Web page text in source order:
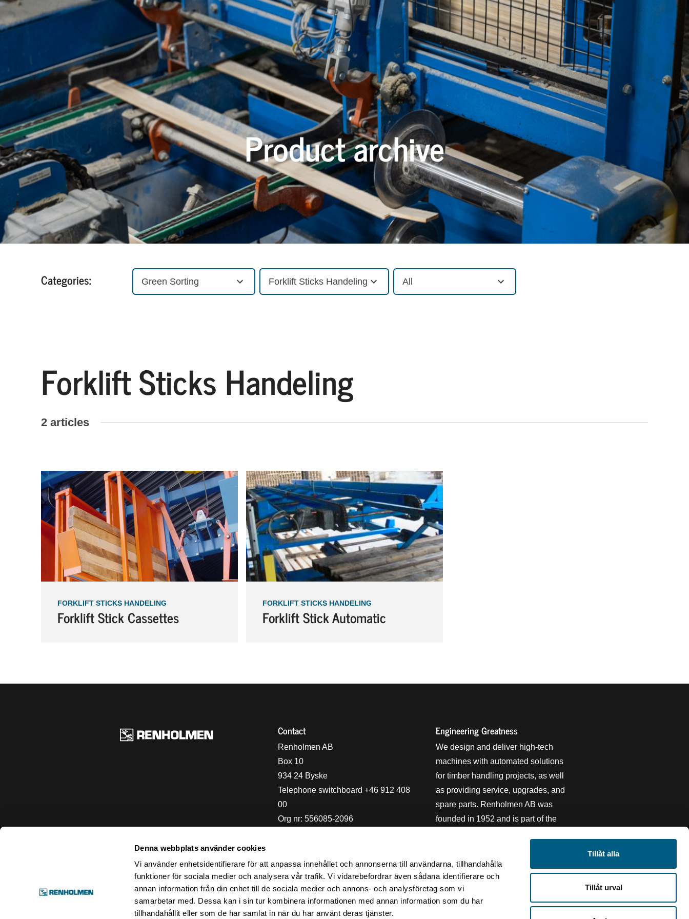
Denna webbplats använder cookies
Vi använder enhetsidentifierare för att anpassa innehållet och annonserna till användarna, tillhandahålla
funktioner för sociala medier och analysera vår trafik. Vi vidarebefordrar även sådana identifierare och
annan information från din enhet till de sociala medier och annons- och analysföretag som vi
samarbetar med. Dessa kan i sin tur kombinera informationen med annan information som du har
tillhandahållit eller som de har samlat in när du har använt deras tjänster.
Tillåt alla
Tillåt urval
Product archive
Categories: Green Sorting Forklift Sticks Handeling All
Forklift Sticks Handeling
2 articles
FORKLIFT STICKS HANDELING
Forklift Stick Cassettes
FORKLIFT STICKS HANDELING
Forklift Stick Automatic
Renholmens logo Contact
Renholmen AB
Box 10
934 24 Byske
Telephone switchboard +46 912 408
00
Org nr: 556085-2096
Engineering Greatness
We design and deliver high-tech
machines with automated solutions
for timber handling projects, as well
as providing service, upgrades, and
spare parts. Renholmen AB was
founded in 1952 and is part of the
sustainability and actively work
within the field.